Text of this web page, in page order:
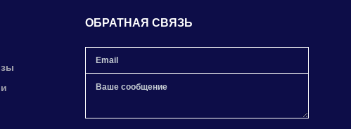
ОБРАТНАЯ СВЯЗЬ